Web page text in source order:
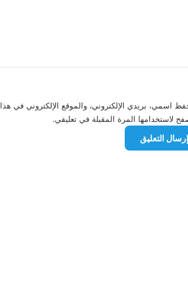
اسمي، بريدي الإلكتروني، والموقع الإلكتروني في هذا
لاستخدامها المرة المقبلة في تعليقي.